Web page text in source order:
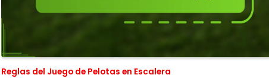
Reglas del Juego de Pelotas en Escalera